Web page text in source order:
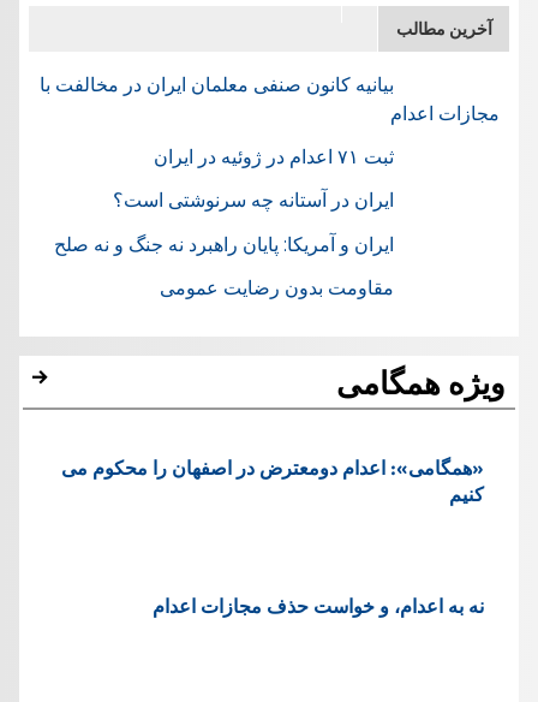
آخرین مطالب
بیانیه کانون صنفی معلمان ایران در مخالفت با
مجازات اعدام
ثبت ۷۱ اعدام در ژوئيه در ایران
ایران در آستانه چه سرنوشتی است؟
ایران و آمریکا: پایان راهبرد نه جنگ و نه صلح
مقاومت بدون رضایت عمومی
ویژه همگامی
«همگامی»: اعدام دومعترض در اصفهان را محکوم می
کنیم
نه به اعدام، و خواست حذف مجازات اعدام